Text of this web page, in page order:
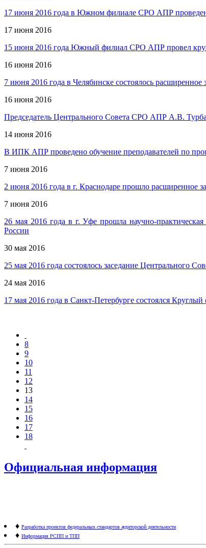
17 июня 2016 года в Южном филиале СРО АПР проведен
17 июня 2016
15 июня 2016 года Южный филиал СРО АПР провел
16 июня 2016
7 июня 2016 года в Челябинске состоялось
16 июня 2016
Председатель Центрального Совета СРО АПР А.В.
14 июня 2016
В ИПК АПР проведено обучение преподавателей по
7 июня 2016
2 июня 2016 года в г. Краснодаре прошло
7 июня 2016
26 мая 2016 года в г. Уфе прошла научно-
России
30 мая 2016
25 мая 2016 года состоялось заседание Центрального
24 мая 2016
17 мая 2016 года в Санкт-Петербурге состоялся
8
9
10
11
12
13
14
15
16
17
18
Официальная информация
♦ Разработка проектов федеральных стандартов аудиторской деятельности
♦ Информация РСПП и ТПП